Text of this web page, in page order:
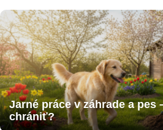
Jarné práce v záhrade a pes
chrániť?